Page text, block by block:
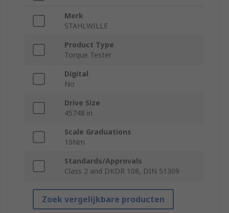
Merk
STAHLWILLE
Product Type
Torque Tester
Digital
No
Drive Size
45748 in
Scale Graduations
10Nm
Standards/Approvals
Class 2 and DKDR 108, DIN 51309
Zoek vergelijkbare producten